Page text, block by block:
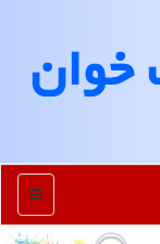
خوان
منو